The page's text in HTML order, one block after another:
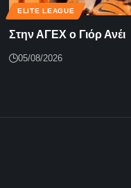
ELITE LEAGUE
Στην ΑΓΕΧ ο Γιόρ Ανέι
05/08/2026